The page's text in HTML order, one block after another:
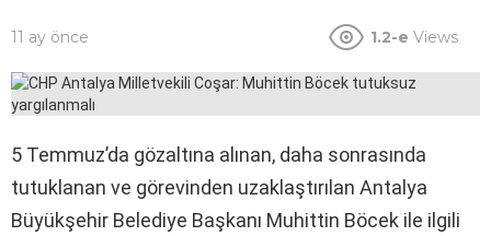
11 ay önce 1.2-e Views
5 Temmuz’da gözaltına alınan, daha sonrasında
tutuklanan ve görevinden uzaklaştırılan Antalya
Büyükşehir Belediye Başkanı Muhittin Böcek ile ilgili